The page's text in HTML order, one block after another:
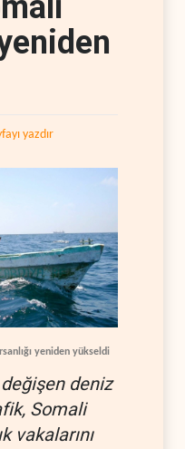
yazdır
yeniden yükseldi
değişen deniz
Somali
vakalarını